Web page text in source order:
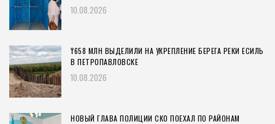
10.08.2026
₸658 МЛН ВЫДЕЛИЛИ НА УКРЕПЛЕНИЕ БЕРЕГА РЕКИ ЕСИЛЬ
В ПЕТРОПАВЛОВСКЕ
10.08.2026
НОВЫЙ ГЛАВА ПОЛИЦИИ СКО ПОЕХАЛ ПО РАЙОНАМ